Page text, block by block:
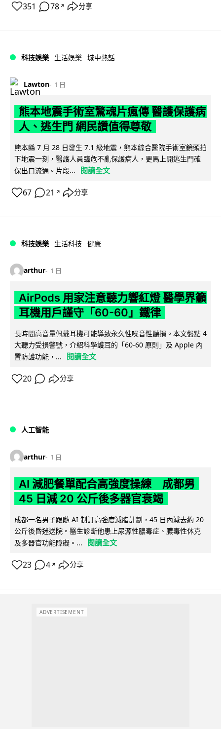
351 78 ↗ 分享
科技娛樂 生活娛樂 城中熱話
Lawton 1 日
熊本地震手術室驚魂片瘋傳 醫護保護病
人、逃生門 網民讚值得尊敬
熊本縣 7 月 28 日發生 7.1 級地震，熊本綜合醫院手術室鏡頭拍
下地震一刻，醫護人員臨危不亂保護病人，更馬上開逃生門確
保出口流通。片段...
閱讀全文
67 21 ↗ 分享
科技娛樂 生活科技 健康
arthur 1 日
AirPods 用家注意聽力響紅燈 醫學界籲
耳機用戶謹守「60-60」鐵律
長時間高音量佩戴耳機可能導致永久性噪音性聽損。本文盤點 4
大聽力受損警號，介紹科學護耳的「60-60 原則」及 Apple 內
置防護功能，...
閱讀全文
20 分享
人工智能
arthur 1 日
AI 減肥餐單配合高強度操練 成都男
45 日減 20 公斤後多器官衰竭
成都一名男子跟隨 AI 制訂高強度減脂計劃，45 日內減去約 20
公斤後昏迷送院。醫生診斷他患上尿源性膿毒症、膿毒性休克
及多器官功能障礙。...
閱讀全文
23 4 ↗ 分享
ADVERTISEMENT